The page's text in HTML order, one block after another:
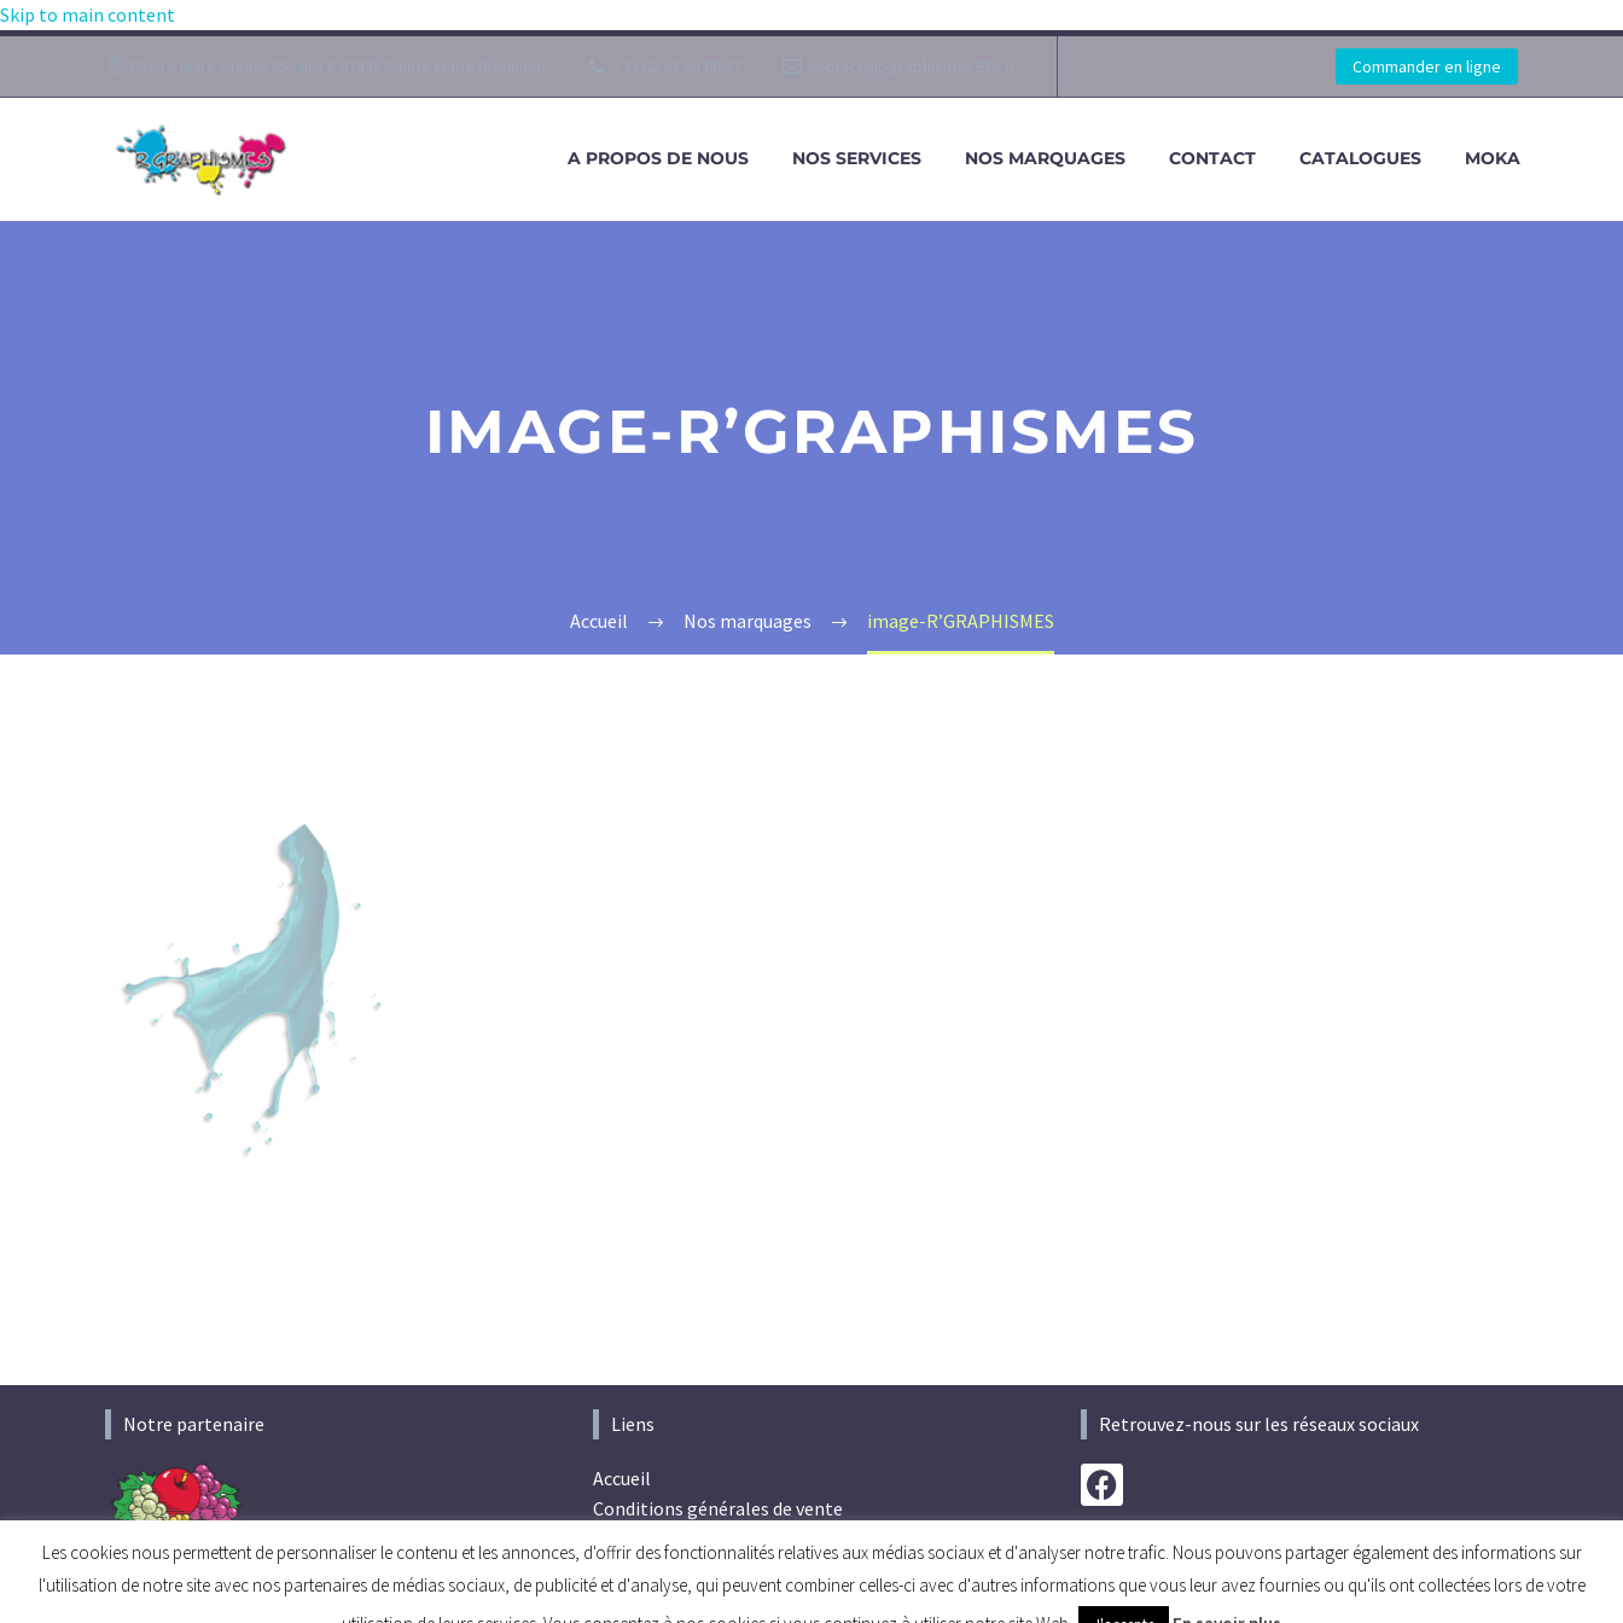
Skip to main content
Commander en ligne
A PROPOS DE NOUS NOS SERVICES NOS MARQUAGES CONTACT CATALOGUES MOKA
IMAGE-R’GRAPHISMES
Accueil Nos marquages image-R’GRAPHISMES
Notre partenaire Liens
Accueil
Conditions générales de vente
Politique de confidentialité
Retrouvez-nous sur les réseaux sociaux
Les cookies nous permettent de personnaliser le contenu et les annonces, d'offrir des fonctionnalités relatives aux médias sociaux et d'analyser notre trafic. Nous pouvons partager également des informations sur
l'utilisation de notre site avec nos partenaires de médias sociaux, de publicité et d'analyse, qui peuvent combiner celles-ci avec d'autres informations que vous leur avez fournies ou qu'ils ont collectées lors de votre